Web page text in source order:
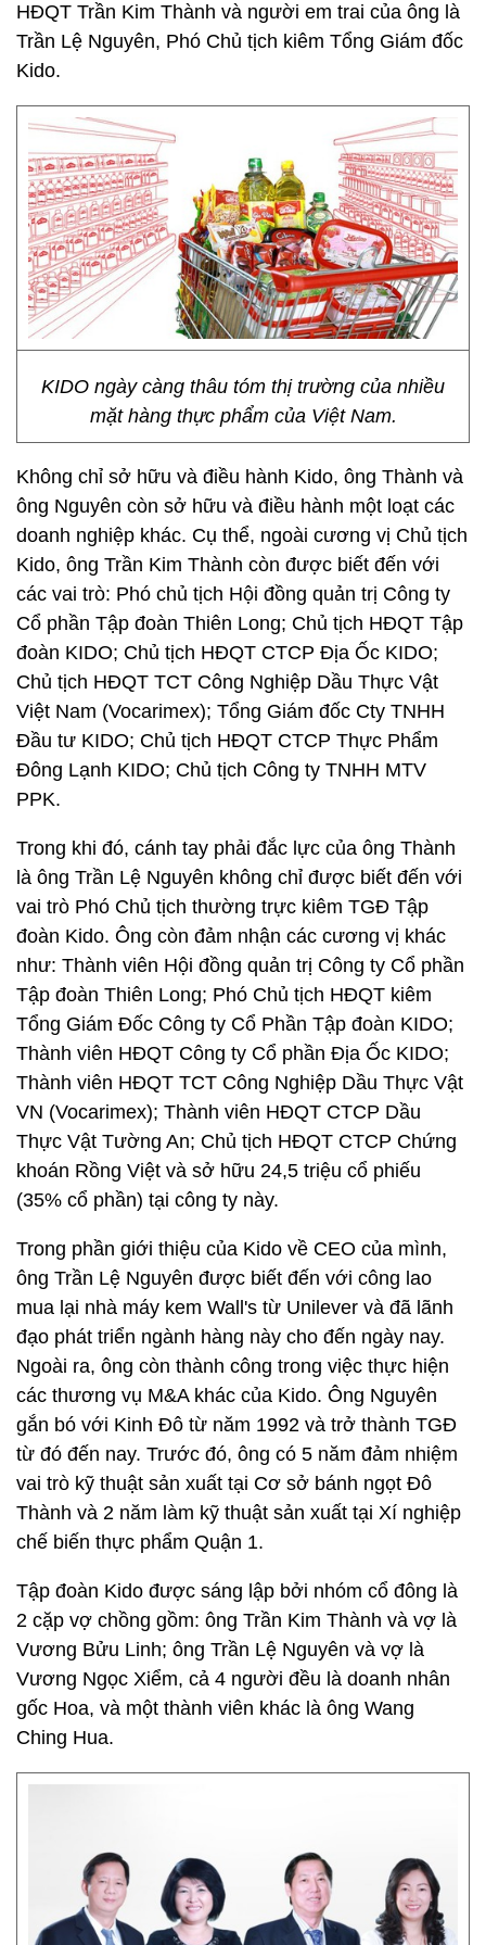
HĐQT Trần Kim Thành và người em trai của ông là
Trần Lệ Nguyên, Phó Chủ tịch kiêm Tổng Giám đốc
Kido.
KIDO ngày càng thâu tóm thị trường của nhiều
mặt hàng thực phẩm của Việt Nam.
Không chỉ sở hữu và điều hành Kido, ông Thành và
ông Nguyên còn sở hữu và điều hành một loạt các
doanh nghiệp khác. Cụ thể, ngoài cương vị Chủ tịch
Kido, ông Trần Kim Thành còn được biết đến với
các vai trò: Phó chủ tịch Hội đồng quản trị Công ty
Cổ phần Tập đoàn Thiên Long; Chủ tịch HĐQT Tập
đoàn KIDO; Chủ tịch HĐQT CTCP Địa Ốc KIDO;
Chủ tịch HĐQT TCT Công Nghiệp Dầu Thực Vật
Việt Nam (Vocarimex); Tổng Giám đốc Cty TNHH
Đầu tư KIDO; Chủ tịch HĐQT CTCP Thực Phẩm
Đông Lạnh KIDO; Chủ tịch Công ty TNHH MTV
PPK.
Trong khi đó, cánh tay phải đắc lực của ông Thành
là ông Trần Lệ Nguyên không chỉ được biết đến với
vai trò Phó Chủ tịch thường trực kiêm TGĐ Tập
đoàn Kido. Ông còn đảm nhận các cương vị khác
như: Thành viên Hội đồng quản trị Công ty Cổ phần
Tập đoàn Thiên Long; Phó Chủ tịch HĐQT kiêm
Tổng Giám Đốc Công ty Cổ Phần Tập đoàn KIDO;
Thành viên HĐQT Công ty Cổ phần Địa Ốc KIDO;
Thành viên HĐQT TCT Công Nghiệp Dầu Thực Vật
VN (Vocarimex); Thành viên HĐQT CTCP Dầu
Thực Vật Tường An; Chủ tịch HĐQT CTCP Chứng
khoán Rồng Việt và sở hữu 24,5 triệu cổ phiếu
(35% cổ phần) tại công ty này.
Trong phần giới thiệu của Kido về CEO của mình,
ông Trần Lệ Nguyên được biết đến với công lao
mua lại nhà máy kem Wall's từ Unilever và đã lãnh
đạo phát triển ngành hàng này cho đến ngày nay.
Ngoài ra, ông còn thành công trong việc thực hiện
các thương vụ M&A khác của Kido. Ông Nguyên
gắn bó với Kinh Đô từ năm 1992 và trở thành TGĐ
từ đó đến nay. Trước đó, ông có 5 năm đảm nhiệm
vai trò kỹ thuật sản xuất tại Cơ sở bánh ngọt Đô
Thành và 2 năm làm kỹ thuật sản xuất tại Xí nghiệp
chế biến thực phẩm Quận 1.
Tập đoàn Kido được sáng lập bởi nhóm cổ đông là
2 cặp vợ chồng gồm: ông Trần Kim Thành và vợ là
Vương Bửu Linh; ông Trần Lệ Nguyên và vợ là
Vương Ngọc Xiểm, cả 4 người đều là doanh nhân
gốc Hoa, và một thành viên khác là ông Wang
Ching Hua.